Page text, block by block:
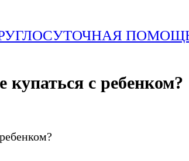
ПОМОЩЬ
купаться с ребенком?